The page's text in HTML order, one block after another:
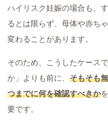
ハイリスク妊娠の場合も、
るとは限らず、母体や赤ち
変わることがあります。
そのため、こうしたケース
か」よりも前に、 そもそも
つまでに何を確認すべきか
要です。